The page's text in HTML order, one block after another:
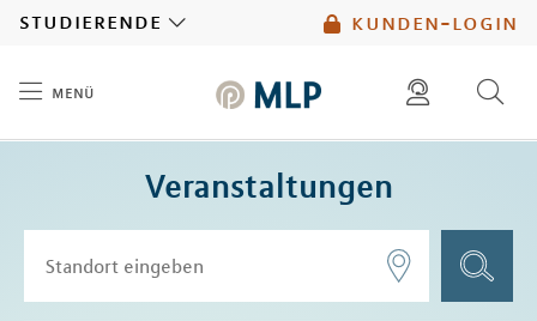
kunden-login
studierende
menü
mlp berater finden
Veranstaltungen